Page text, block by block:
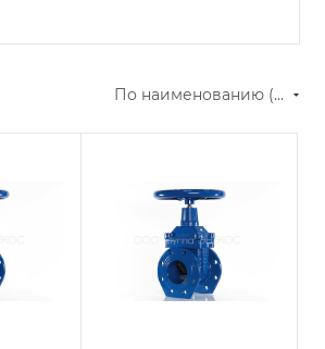
По наименованию (Я-А)